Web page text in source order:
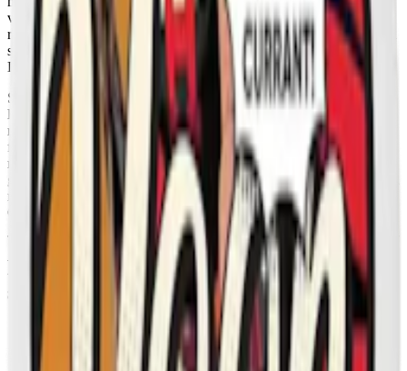
vara stark, men det är också en del av charmen. Smaken är djup och
rik, med en långvarig eftersmak. Även om saltlakrits är en förvärvad
smak, har det länge varit populärt i länder som Sverige, Finland,
Danmark, Nederländerna och Island.
Snuset har en fuktigare insida, vilket gör att smaken håller i sig
längre, och en något torrare utsida, vilket minimerar risken för
rinnande snus. Innehållet inkluderar bland annat vatten,
fyllnadsmedel, nikotin och aromer. Varje dosa innehåller 20 prillor,
med en total snusvikt på 14 gram per dosa, vilket ger en vikt av 0,7
gram per prilla. Med ett nikotininnehåll på 1,6%, ger varje prilla 11,2
mg nikotin. Vid Salty Liquorice Starkt Vitt Snus kommer i VIDs
CO2-neutrala dosor, både i fråga om tillverkning och material.
Fakta om Vid Salty Liquorice Starkt Vitt
snus
Vid
Kurbits Snus AB